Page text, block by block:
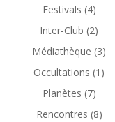
Festivals (4)
Inter-Club (2)
Médiathèque (3)
Occultations (1)
Planètes (7)
Rencontres (8)